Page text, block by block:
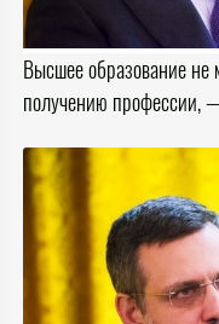
Высшее образование не
получению